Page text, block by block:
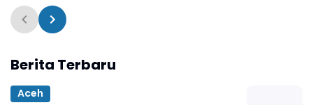
Berita Terbaru
Aceh